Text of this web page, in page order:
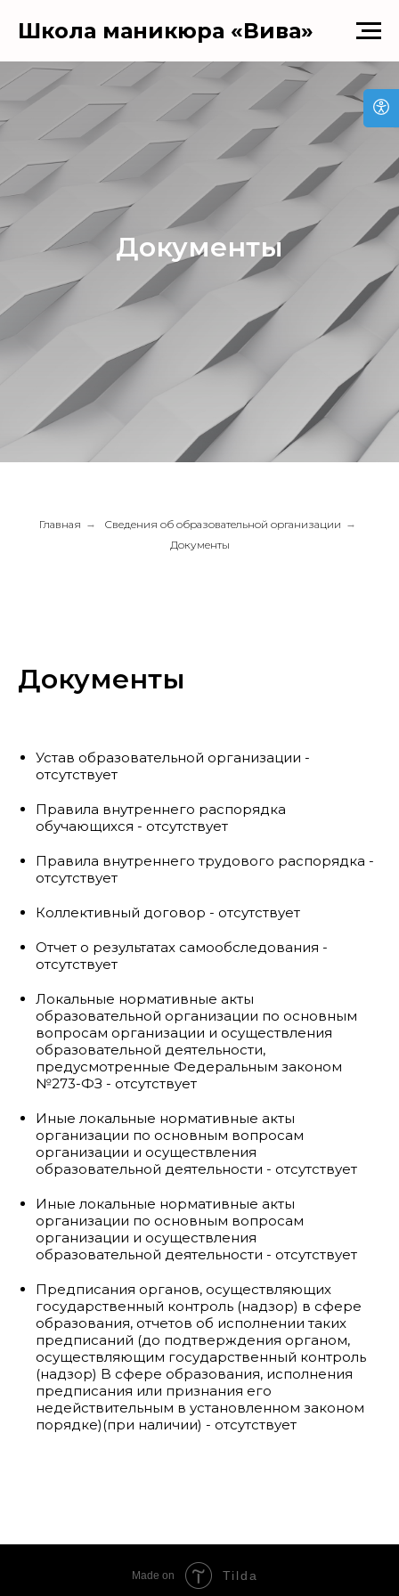
Школа маникюра «Вива»
Документы
Главная → Сведения об образовательной организации →
Документы
Документы
Устав образовательной организации -
отсутствует
Правила внутреннего распорядка
обучающихся - отсутствует
Правила внутреннего трудового распорядка -
отсутствует
Коллективный договор - отсутствует
Отчет о результатах самообследования -
отсутствует
Локальные нормативные акты
образовательной организации по основным
вопросам организации и осуществления
образовательной деятельности,
предусмотренные Федеральным законом
№273-ФЗ - отсутствует
Иные локальные нормативные акты
организации по основным вопросам
организации и осуществления
образовательной деятельности - отсутствует
Иные локальные нормативные акты
организации по основным вопросам
организации и осуществления
образовательной деятельности - отсутствует
Предписания органов, осуществляющих
государственный контроль (надзор) в сфере
образования, отчетов об исполнении таких
предписаний (до подтверждения органом,
осуществляющим государственный контроль
(надзор) B сфере образования, исполнения
предписания или признания его
недействительным в установленном законом
порядке)(при наличии) - отсутствует
Made on Tilda